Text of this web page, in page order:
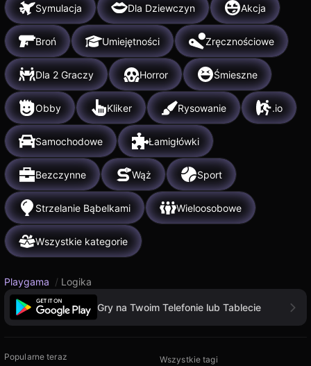
Symulacja Dla Dziewczyn Akcja
Broń Umiejętności Zręcznościowe
Dla 2 Graczy Horror Śmieszne
Obby Kliker Rysowanie .io
Samochodowe Łamigłówki
Bezczynne Wąż Sport
Strzelanie Bąbelkami Wieloosobowe
Wszystkie kategorie
Playgama / Logika
Gry na Twoim Telefonie lub Tablecie
Popularne teraz
Wszystkie tagi